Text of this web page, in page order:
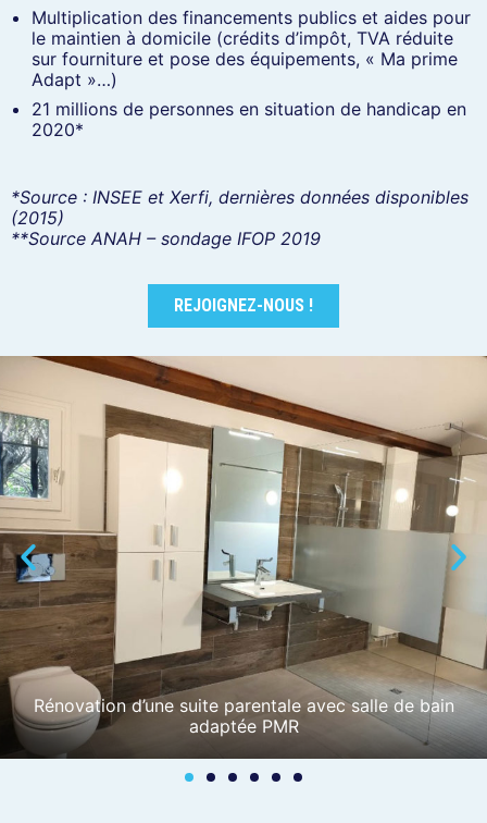
Multiplication des financements publics et aides pour
le maintien à domicile (crédits d’impôt, TVA réduite
sur fourniture et pose des équipements, « Ma prime
Adapt »…)
21 millions de personnes en situation de handicap en
2020*
*Source : INSEE et Xerfi, dernières données disponibles
(2015)
**Source ANAH – sondage IFOP 2019
REJOIGNEZ-NOUS !
Rénovation d’une suite parentale avec salle de bain
adaptée PMR